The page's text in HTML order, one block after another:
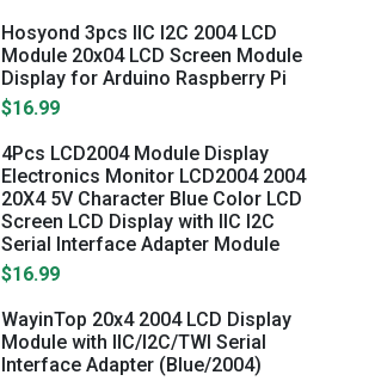
Hosyond 3pcs IIC I2C 2004 LCD
Module 20x04 LCD Screen Module
Display for Arduino Raspberry Pi
$16.99
4Pcs LCD2004 Module Display
Electronics Monitor LCD2004 2004
20X4 5V Character Blue Color LCD
Screen LCD Display with IIC I2C
Serial Interface Adapter Module
$16.99
WayinTop 20x4 2004 LCD Display
Module with IIC/I2C/TWI Serial
Interface Adapter (Blue/2004)